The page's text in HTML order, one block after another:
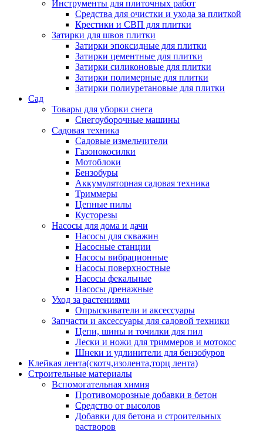
Инструменты для плиточных работ
Средства для очистки и ухода за плиткой
Крестики и СВП для плитки
Затирки для швов плитки
Затирки эпоксидные для плитки
Затирки цементные для плитки
Затирки силиконовые для плитки
Затирки полимерные для плитки
Затирки полиуретановые для плитки
Сад
Товары для уборки снега
Снегоуборочные машины
Садовая техника
Садовые измельчители
Газонокосилки
Мотоблоки
Бензобуры
Аккумуляторная садовая техника
Триммеры
Цепные пилы
Кусторезы
Насосы для дома и дачи
Насосы для скважин
Насосные станции
Насосы вибрационные
Насосы поверхностные
Насосы фекальные
Насосы дренажные
Уход за растениями
Опрыскиватели и аксессуары
Запчасти и аксессуары для садовой техники
Цепи, шины и точилки для пил
Лески и ножи для триммеров и мотокос
Шнеки и удлинители для бензобуров
Клейкая лента(скотч,изолента,торц лента)
Строительные материалы
Вспомогательная химия
Противоморозные добавки в бетон
Средство от высолов
Добавки для бетона и строительных
растворов